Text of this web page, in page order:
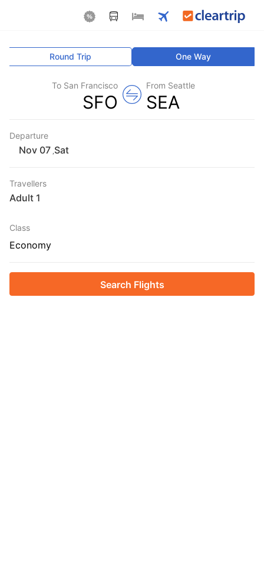
One Way
Round Trip
From Seattle
SEA
To San Francisco
SFO
Departure
Sat
Travellers
1 Adult
Class
Economy